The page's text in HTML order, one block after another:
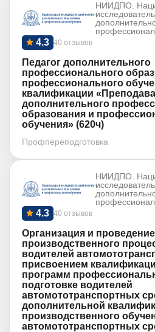
НИИДПО.
40 отзывов
4.3
Педагог дополнительного
профессионального
профессионального
квалификации
дополнительного
образования и
обучения» (620ч)
Профпереподготовка
НИИДПО.
40 отзывов
4.3
Организация и
производственного
водителей
присвоением
программ
подготовке водителей
автомототранспортных
дополнительной
производственного
автомототранспортных